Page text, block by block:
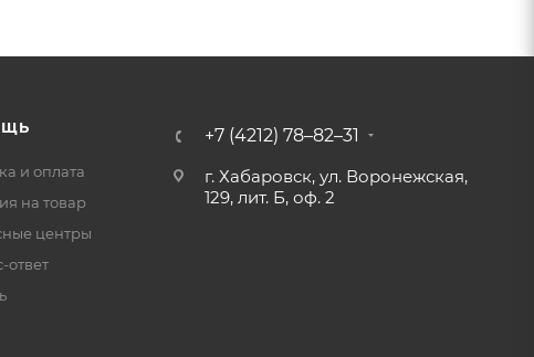
и оплата
на товар
центры
ответ
+7 (4212) 78–82–31
г. Хабаровск, ул. Воронежская,
129, лит. Б, оф. 2